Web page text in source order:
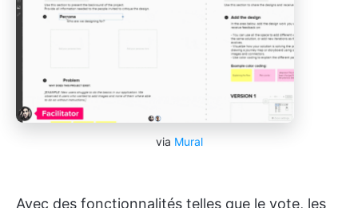
via Mural
Avec des fonctionnalités telles que le vote, les